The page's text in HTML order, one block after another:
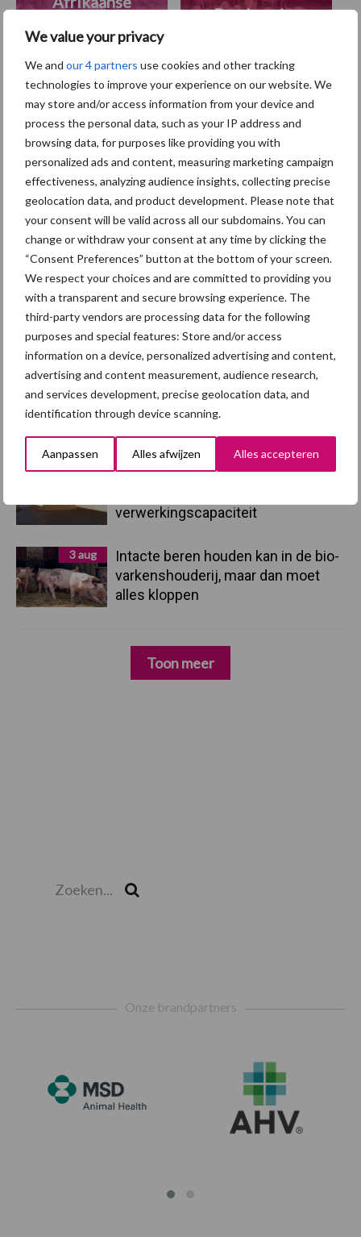
We value your privacy
We and our 4 partners use cookies and other tracking
technologies to improve your experience on our website. We
may store and/or access information from your device and
process the personal data, such as your IP address and
browsing data, for purposes like providing you with
personalized ads and content, measuring marketing campaign
effectiveness, analyzing audience insights, collecting precise
geolocation data, and product development. Please note that
your consent will be valid across all our subdomains. You can
change or withdraw your consent at any time by clicking the
“Consent Preferences” button at the bottom of your screen.
We respect your choices and are committed to providing you
with a transparent and secure browsing experience. The
third-party vendors are processing data for the following
purposes and special features: Store and/or access
information on a device, personalized advertising and content,
advertising and content measurement, audience research,
and services development, precise geolocation data, and
identification through device scanning.
Aanpassen Alles afwijzen Alles accepteren
Primaire
Sidebar
Recent nieuws Partner nieuws
5 aug
“Vraag naar praktische
hygieneoplossingen is in Polen
groter dan ooit”
5 aug
Eliminatieprotocol voor
Mycoplasma hyopneumoniae
4 aug
AVP in Finland onderstreept dat
alertheid belangrijk is, zeker nu
3 aug
Vlaamse mestbalans in evenwicht
verwerkingscapaciteit
3 aug
Intacte beren houden kan in de bio-
varkenshouderij, maar dan moet
alles kloppen
Toon meer
varkenspest
Brachyspira
Onze brandpartners